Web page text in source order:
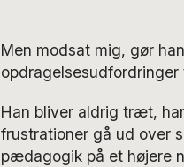
Men modsat mig, gør
opdragelsesudfordringer
Han bliver aldrig træt,
frustrationer gå ud over
pædagogik på et højere